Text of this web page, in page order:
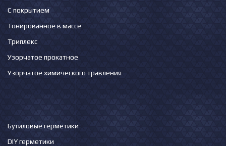
С покрытием
Тонированное в массе
Триплекс
Узорчатое прокатное
Узорчатое химического травления
Бутиловые герметики
DIY герметики